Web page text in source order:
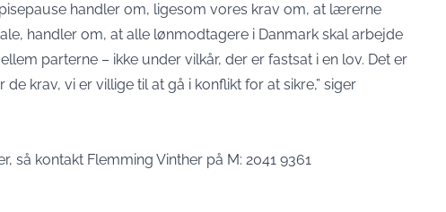
handler om, ligesom vores krav om, at lærerne
handler om, at alle lønmodtagere i Danmark skal arbejde
parterne – ikke under vilkår, der er fastsat i en lov. Det er
krav, vi er villige til at gå i konflikt for at sikre,” siger
så kontakt Flemming Vinther på M: 2041 9361